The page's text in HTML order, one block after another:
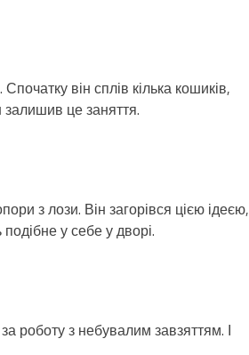
він сплів кілька кошиків,
залишив це заняття.
з лози. Він загорівся цією ідеєю,
у себе у дворі.
роботу з небувалим завзяттям. І